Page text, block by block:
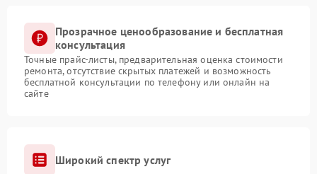
Прозрачное ценообразование и бесплатная
консультация
Точные прайс-листы, предварительная оценка стоимости
ремонта, отсутствие скрытых платежей и возможность
бесплатной консультации по телефону или онлайн на
сайте
Широкий спектр услуг